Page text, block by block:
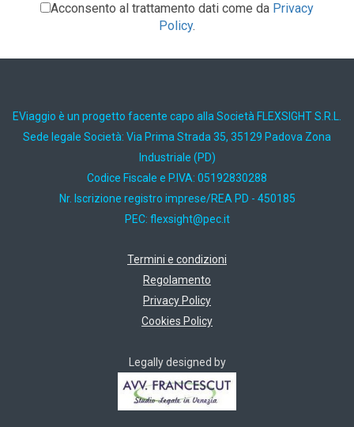
Acconsento al trattamento dati come da Privacy
Policy.
EViaggio è un progetto facente capo alla Società FLEXSIGHT S.R.L.
Sede legale Società: Via Prima Strada 35, 35129 Padova Zona
Industriale (PD)
Codice Fiscale e P.IVA: 05192830288
Nr. Iscrizione registro imprese/REA PD - 450185
PEC: ti.cep@thgisxelf
Termini e condizioni
Regolamento
Privacy Policy
Cookies Policy
Legally designed by